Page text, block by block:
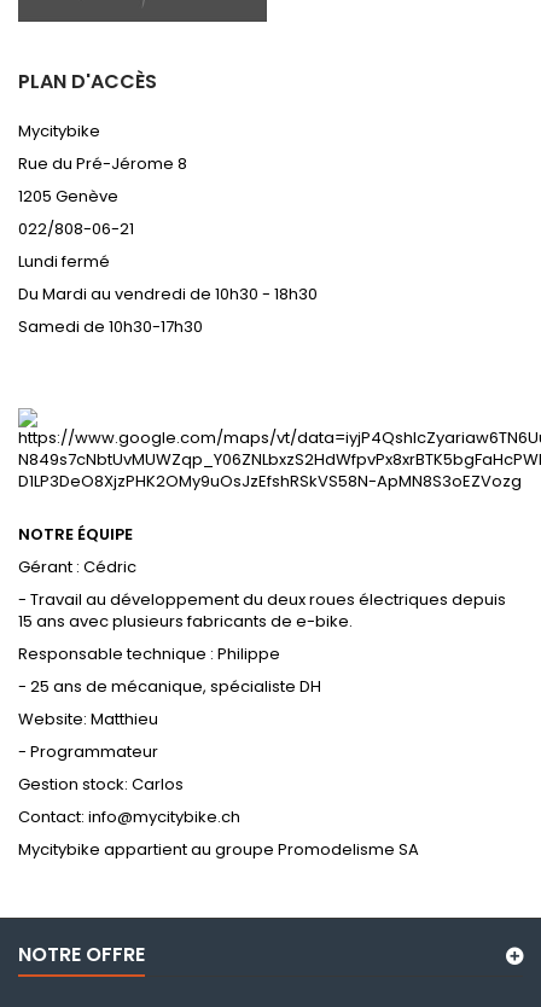
PLAN D'ACCÈS
Mycitybike
Rue du Pré-Jérome 8
1205 Genève
022/808-06-21
Lundi fermé
Du Mardi au vendredi de 10h30 - 18h30
Samedi de 10h30-17h30
NOTRE ÉQUIPE
Gérant : Cédric
- Travail au développement du deux roues électriques depuis
15 ans avec plusieurs fabricants de e-bike.
Responsable technique : Philippe
- 25 ans de mécanique, spécialiste DH
Website: Matthieu
- Programmateur
Gestion stock: Carlos
Contact: info@mycitybike.ch
Mycitybike appartient au groupe Promodelisme SA
NOTRE OFFRE